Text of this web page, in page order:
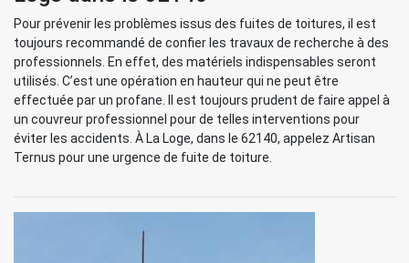
Pour prévenir les problèmes issus des fuites de toitures, il est
toujours recommandé de confier les travaux de recherche à des
professionnels. En effet, des matériels indispensables seront
utilisés. C’est une opération en hauteur qui ne peut être
effectuée par un profane. Il est toujours prudent de faire appel à
un couvreur professionnel pour de telles interventions pour
éviter les accidents. À La Loge, dans le 62140, appelez Artisan
Ternus pour une urgence de fuite de toiture.